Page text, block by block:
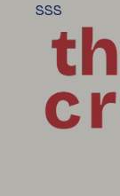
SSS